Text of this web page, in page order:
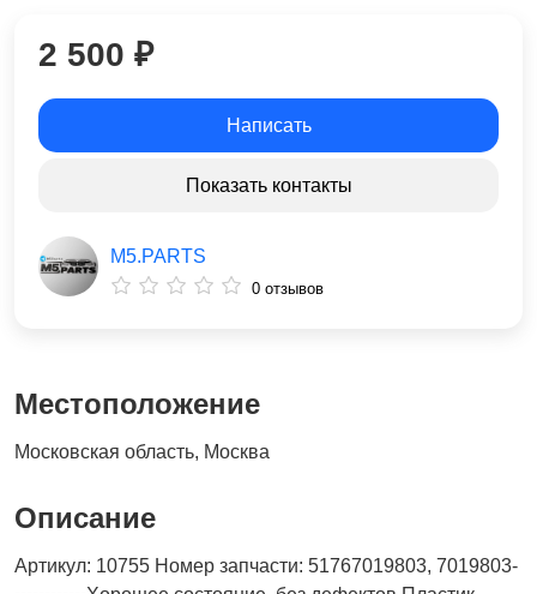
Местоположение
Московская область, Москва
Описание
Артикул: 10755 Номер запчасти: 51767019803, 7019803-
2 500 ₽
Написать
Показать контакты
M5.PARTS
0 отзывов